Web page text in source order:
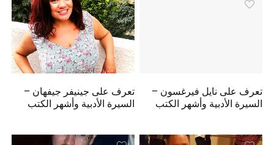
تعرف على نايل فيرغسون –
السيرة الأدبية وأشهر الكتب
تعرف على جينيفر جيفهان –
السيرة الأدبية وأشهر الكتب